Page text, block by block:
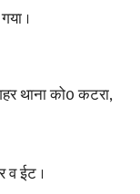
।
थाना को0 कटरा,
व ईट ।